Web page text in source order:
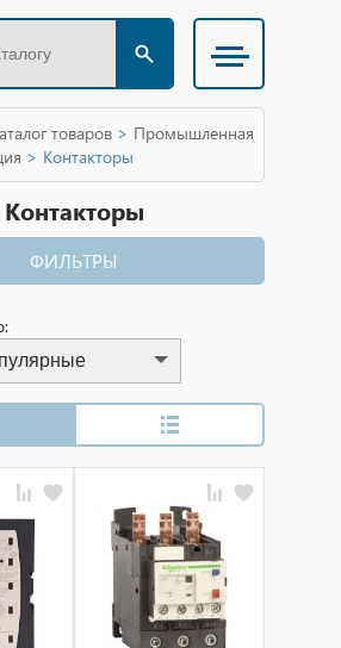
товаров > Промышленная
> Контакторы
Контакторы
ФИЛЬТРЫ
(а-я)
(я-а)